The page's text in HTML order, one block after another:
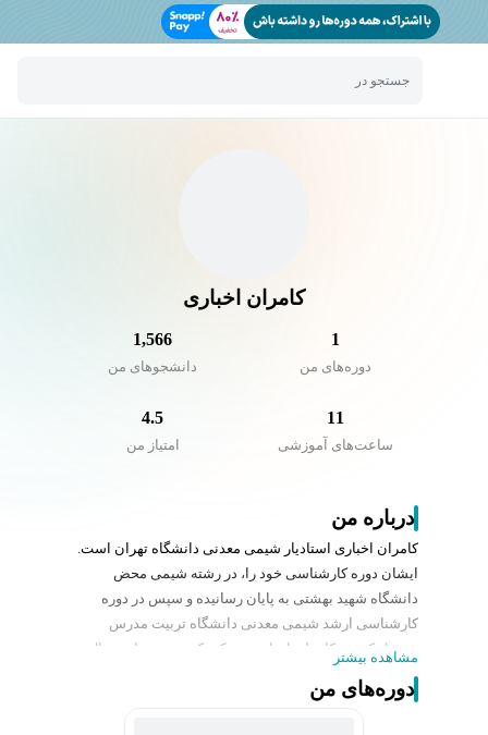
جستجو در
کامران اخباری
1
دوره‌های من
1,566
دانشجو‌های من
11
ساعت‌های آموزشی
4.5
امتیاز من
درباره من
کامران اخباری استادیار شیمی معدنی دانشگاه تهران است.
ایشان دوره کارشناسی خود را، در رشته شیمی محض
دانشگاه شهید بهشتی به پایان رسانیده و سپس در دوره
کارشناسی ارشد شیمی معدنی دانشگاه تربیت مدرس
تحصیل کردند. کامران اخباری مدرک دکتری خود را در سال
یک دوره یکساله پسادکتری در دانشگاه تربیت مدرس، به
مشاهده بیشتر
دوره‌های من